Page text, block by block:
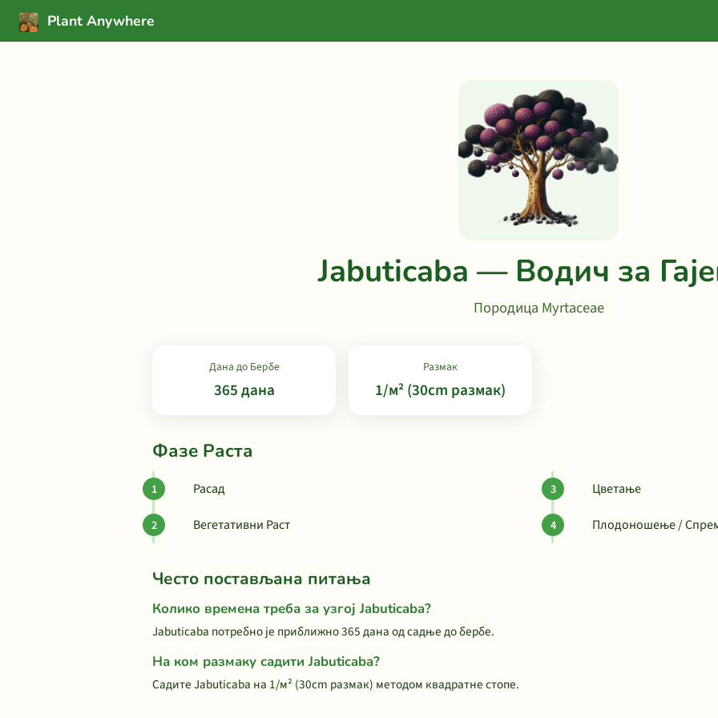
Plant Anywhere
Jabuticaba — Водич за
Породица Myrtaceae
Дана до Бербе
365 дана
Размак
1/м² (30cm размак)
Фазе Раста
Расад
Вегетативни Раст
Цветање
Плодоношење /
Често постављана питања
Колико времена треба за узгој Jabuticaba?
Jabuticaba потребно је приближно 365 дана од садње до бербе.
На ком размаку садити Jabuticaba?
Садите Jabuticaba на 1/м² (30cm размак) методом квадратне стопе.